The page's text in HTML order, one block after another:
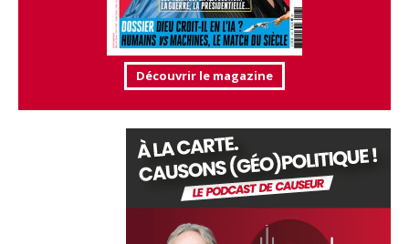
Découvrir le magazine